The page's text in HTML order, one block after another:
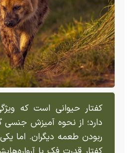
کفتار حیوانی است که
دارد؛ از نحوه آمیزش جنسی
ربودن طعمه دیگران. اما